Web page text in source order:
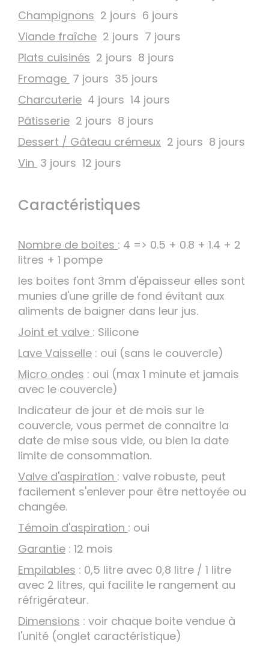
Champignons 2 jours 6 jours
Viande fraîche 2 jours 7 jours
Plats cuisinés 2 jours 8 jours
Fromage 7 jours 35 jours
Charcuterie 4 jours 14 jours
Pâtisserie 2 jours 8 jours
Dessert / Gâteau crémeux 2 jours 8 jours
Vin 3 jours 12 jours
Caractéristiques
Nombre de boites : 4 => 0.5 + 0.8 + 1.4 + 2
litres + 1 pompe
les boites font 3mm d'épaisseur elles sont
munies d'une grille de fond évitant aux
aliments de baigner dans leur jus.
Joint et valve : Silicone
Lave Vaisselle : oui (sans le couvercle)
Micro ondes : oui (max 1 minute et jamais
avec le couvercle)
Indicateur de jour et de mois sur le
couvercle, vous permet de connaitre la
date de mise sous vide, ou bien la date
limite de consommation.
Valve d'aspiration : valve robuste, peut
facilement s'enlever pour être nettoyée ou
changée.
Témoin d'aspiration : oui
Garantie : 12 mois
Empilables : 0,5 litre avec 0,8 litre / 1 litre
avec 2 litres, qui facilite le rangement au
réfrigérateur.
Dimensions : voir chaque boite vendue à
l'unité (onglet caractéristique)